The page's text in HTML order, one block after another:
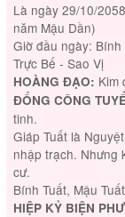
Là ngày 29/10/
năm Mậu Dần)
Giờ đầu ngày: Bính
Trực Bế - Sao Vị
HOÀNG ĐẠO: Kim
ĐỔNG CÔNG
tinh.
Giáp Tuất là
nhập trạch. Nhưng
cư.
Bính Tuất, Mậu
HIỆP KỶ BIỆN